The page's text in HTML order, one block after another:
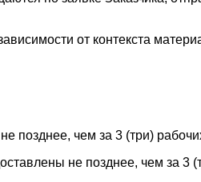
от контекста
чем за 3 (три)
не позднее, чем за 3